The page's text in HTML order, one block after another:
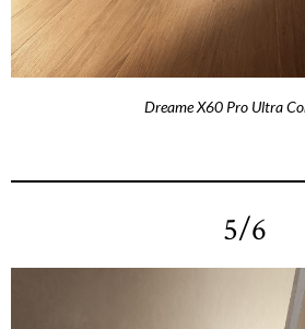
Dreame X60 Pro Ultra
5/6